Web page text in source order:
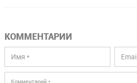
КОММЕНТАРИИ